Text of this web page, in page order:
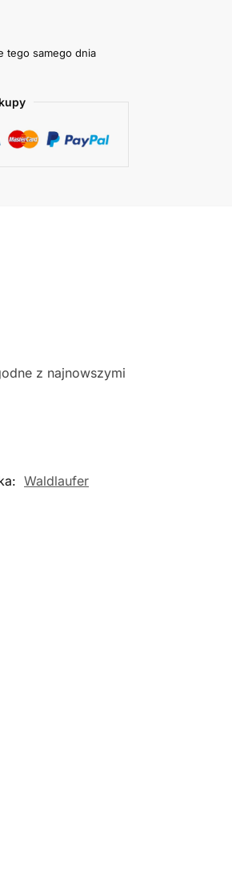
tego samego dnia
z najnowszymi
Waldlaufer